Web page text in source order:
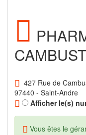
427 Rue de
97440 - Saint-Andre
Afficher le(s)
Vous êtes le